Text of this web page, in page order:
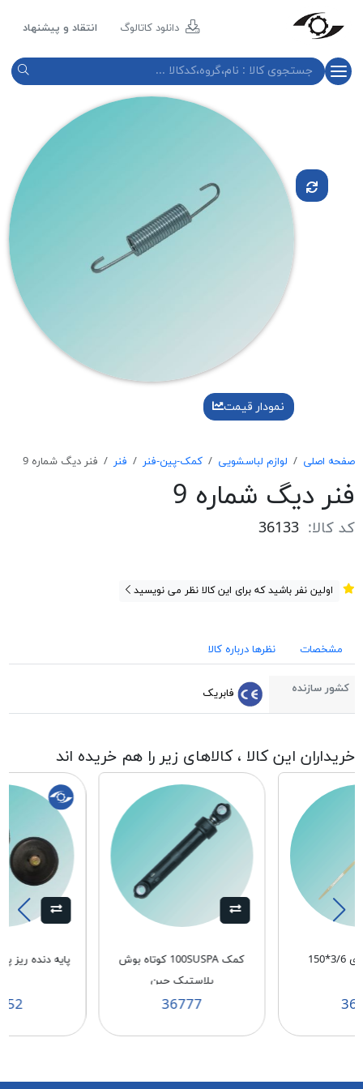
دانلود کاتالوگ انتقاد و پیشنهاد
نمودار قیمت
صفحه اصلی لوازم لباسشویی کمک-پین-فنر فنر فنر ديگ شماره 9
فنر ديگ شماره 9
کد کالا: 36133
اولین نفر باشید که برای این کالا نظر می نویسید
مشخصات نظرها درباره کالا
کشور سازنده فابریک
خریداران این کالا ، کالاهای زیر را هم خریده اند
كمک 100SUSPA كوتاه بوش
پلاستيک چين
36777